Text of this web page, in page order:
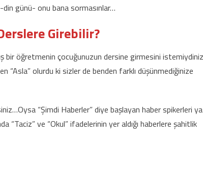
din günü- onu bana sormasınlar…
Girebilir?
bir öğretmenin çocuğunuzun dersine girmesini
“Asla” olurdu ki sizler de benden farklı düşünmediğinize
“Şimdi Haberler” diye başlayan haber spikerleri ya
“Taciz” ve “Okul” ifadelerinin yer aldığı haberlere şahitlik